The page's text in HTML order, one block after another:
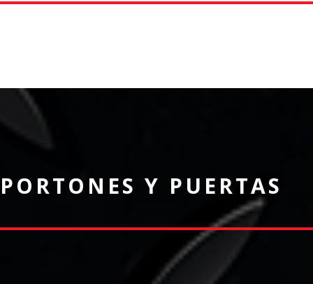
PORTONES Y PUERTAS